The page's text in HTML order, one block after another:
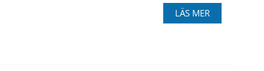
LÄS MER